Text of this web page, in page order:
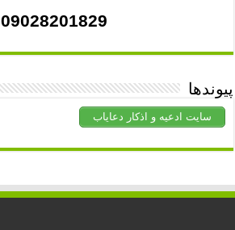
09028201829
پیوندها
سایت ادعیه و اذکار دعایاب